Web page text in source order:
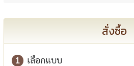
สั่งซื้อ
1 เลือกแบบ